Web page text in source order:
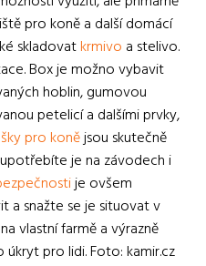
pro koně a další domácí
skladovatkrmivo a stelivo.
Box je možno vybavit
hoblin, gumovou
petelicí a dalšími prvky,
pro konějsou skutečně
je na závodech i
je ovšem
a snažte se je situovat v
vlastní farmě a výrazně
pro lidi. Foto: kamir.cz